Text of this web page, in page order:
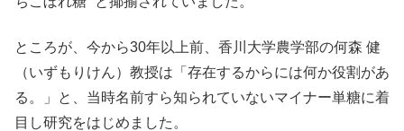
ところが、今から30年以上前、香川大学農学部の何森 健
（いずもりけん）教授は「存在するからには何か役割があ
る。」と、当時名前すら知られていないマイナー単糖に着
目し研究をはじめました。